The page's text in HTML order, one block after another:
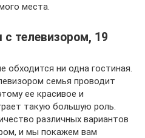
места.
телевизором, 19
обходится ни одна гостиная.
семья проводит
ее красивое и
такую большую роль.
различных вариантов
и мы покажем вам